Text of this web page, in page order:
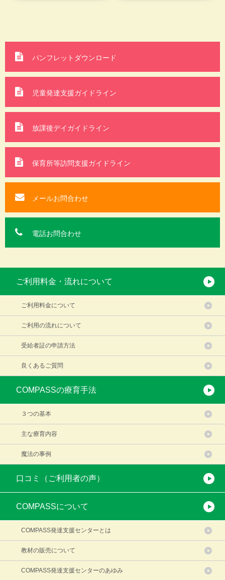
ご利用料金・流れについて
ご利用料金について
ご利用の流れについて
受給者証の申請方法
良くあるご質問
COMPASSの療育手法
３つの基本
主な療育内容
魔法の事例
口コミ（ご利用者の声）
COMPASSについて
COMPASS発達支援センターとは
教材の販売について
COMPASS発達支援センターのあゆみ
パンフレットダウンロード
児童発達支援ガイドライン
放課後デイガイドライン
保育所等訪問支援ガイドライン
メールお問合わせ
電話お問合わせ